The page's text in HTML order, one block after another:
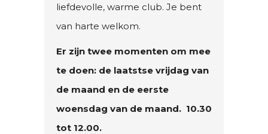
liefdevolle, warme club. Je bent
van harte welkom.
Er zijn twee momenten om mee
te doen: de laatstse vrijdag van
de maand en de eerste
woensdag van de maand. 10.30
tot 12.00.